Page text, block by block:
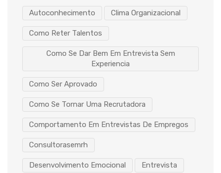
Autoconhecimento Clima Organizacional
Como Reter Talentos
Como Se Dar Bem Em Entrevista Sem
Experiencia
Como Ser Aprovado
Como Se Tornar Uma Recrutadora
Comportamento Em Entrevistas De Empregos
Consultorasemrh
Desenvolvimento Emocional Entrevista